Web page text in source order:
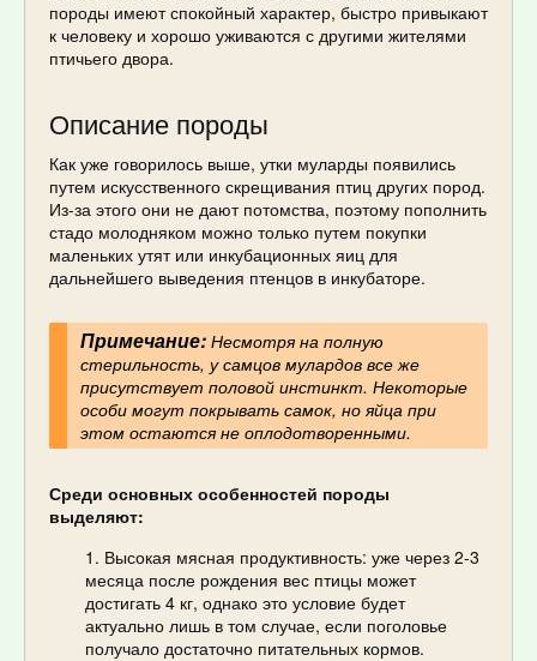
породы имеют спокойный характер, быстро привыкают
к человеку и хорошо уживаются с другими жителями
птичьего двора.
Описание породы
Как уже говорилось выше, утки муларды появились
путем искусственного скрещивания птиц других пород.
Из-за этого они не дают потомства, поэтому пополнить
стадо молодняком можно только путем покупки
маленьких утят или инкубационных яиц для
дальнейшего выведения птенцов в инкубаторе.
Примечание:Несмотря на полную
стерильность, у самцов мулардов все же
присутствует половой инстинкт. Некоторые
особи могут покрывать самок, но яйца при
этом остаются не оплодотворенными.
Среди основных особенностей породы
выделяют:
Высокая мясная продуктивность: уже через 2-3
месяца после рождения вес птицы может
достигать 4 кг, однако это условие будет
актуально лишь в том случае, если поголовье
получало достаточно питательных кормов.